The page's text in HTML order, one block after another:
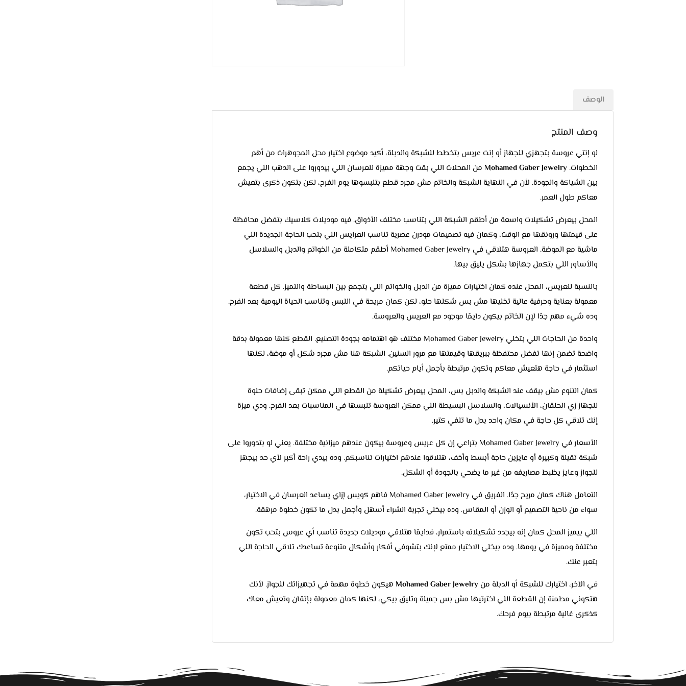
الوصف
وصف المنتج
لو إنتي عروسة بتجهزي للجهاز أو إنت عريس بتخطط للشبكة والدبلة، أكيد موضوع اختيار محل المجوهرات من أهم
الخطوات. Mohamed Gaber Jewelry من المحلات اللي بقت وجهة مميزة للعرسان اللي بيدوروا على الدهب اللي يجمع
بين الشياكة والجودة. لأن في النهاية الشبكة والخاتم مش مجرد قطع بتلبسوها يوم الفرح، لكن بتكون ذكرى بتعيش
معاكم طول العمر.
المحل بيعرض تشكيلات واسعة من أطقم الشبكة اللي بتناسب مختلف الأذواق. فيه موديلات كلاسيك بتفضل محافظة
على قيمتها ورونقها مع الوقت، وكمان فيه تصميمات مودرن عصرية تناسب العرايس اللي بتحب الحاجة الجديدة اللي
ماشية مع الموضة. العروسة هتلاقي في Mohamed Gaber Jewelry أطقم متكاملة من الخواتم والدبل والسلاسل
والأساور اللي بتكمل جهازها بشكل يليق بيها.
بالنسبة للعريس، المحل عنده كمان اختيارات مميزة من الدبل والخواتم اللي بتجمع بين البساطة والتميز. كل قطعة
معمولة بعناية وحرفية عالية تخليها مش بس شكلها حلو، لكن كمان مريحة في اللبس وتناسب الحياة اليومية بعد الفرح.
وده شيء مهم جدًا لإن الخاتم بيكون دايمًا موجود مع العريس والعروسة.
واحدة من الحاجات اللي بتخلي Mohamed Gaber Jewelry مختلف هو اهتمامه بجودة التصنيع. القطع كلها معمولة بدقة
واضحة تضمن إنها تفضل محتفظة ببريقها وقيمتها مع مرور السنين. الشبكة هنا مش مجرد شكل أو موضة، لكنها
استثمار في حاجة هتعيش معاكم وتكون مرتبطة بأجمل أيام حياتكم.
كمان التنوع مش بيقف عند الشبكة والدبل بس، المحل بيعرض تشكيلة من القطع اللي ممكن تبقى إضافات حلوة
للجهاز زي الحلقان، الأنسيالات، والسلاسل البسيطة اللي ممكن العروسة تلبسها في المناسبات بعد الفرح. ودي ميزة
إنك تلاقي كل حاجة في مكان واحد بدل ما تلفي كتير.
الأسعار في Mohamed Gaber Jewelry بتراعي إن كل عريس وعروسة بيكون عندهم ميزانية مختلفة. يعني لو بتدوروا على
شبكة تقيلة وكبيرة أو عايزين حاجة أبسط وأخف، هتلاقوا عندهم اختيارات تناسبكم. وده بيدي راحة أكبر لأي حد بيجهز
للجواز وعايز يظبط مصاريفه من غير ما يضحي بالجودة أو الشكل.
التعامل هناك كمان مريح جدًا. الفريق في Mohamed Gaber Jewelry فاهم كويس إزاي يساعد العرسان في الاختيار،
سواء من ناحية التصميم أو الوزن أو المقاس. وده بيخلي تجربة الشراء أسهل وأجمل بدل ما تكون خطوة مرهقة.
اللي بيميز المحل كمان إنه بيجدد تشكيلاته باستمرار، فدايمًا هتلاقي موديلات جديدة تناسب أي عروس بتحب تكون
مختلفة ومميزة في يومها. وده بيخلي الاختيار ممتع لإنك بتشوفي أفكار وأشكال متنوعة تساعدك تلاقي الحاجة اللي
بتعبر عنك.
في الآخر، اختيارك للشبكة أو الدبلة من Mohamed Gaber Jewelry هيكون خطوة مهمة في تجهيزاتك للجواز. لأنك
هتكوني مطمنة إن القطعة اللي اخترتيها مش بس جميلة وتليق بيكي، لكنها كمان معمولة بإتقان وتعيش معاك
كذكرى غالية مرتبطة بيوم فرحك.